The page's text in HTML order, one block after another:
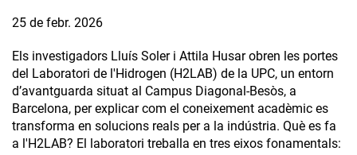
25 de febr. 2026
Els investigadors Lluís Soler i Attila Husar obren les portes
del Laboratori de l'Hidrogen (H2LAB) de la UPC, un entorn
d’avantguarda situat al Campus Diagonal-Besòs, a
Barcelona, per explicar com el coneixement acadèmic es
transforma en solucions reals per a la indústria. Què es fa
a l'H2LAB? El laboratori treballa en tres eixos fonamentals: